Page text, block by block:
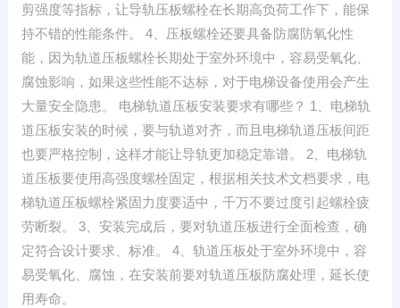
剪强度等指标，让导轨压板螺栓在长期高负荷工作下，能保
持不错的性能条件。 4、压板螺栓还要具备防腐防氧化性
能，因为轨道压板螺栓长期处于室外环境中，容易受氧化、
腐蚀影响，如果这些性能不达标，对于电梯设备使用会产生
大量安全隐患。 电梯轨道压板安装要求有哪些？ 1、电梯轨
道压板安装的时候，要与轨道对齐，而且电梯轨道压板间距
也要严格控制，这样才能让导轨更加稳定靠谱。 2、电梯轨
道压板要使用高强度螺栓固定，根据相关技术文档要求，电
梯轨道压板螺栓紧固力度要适中，千万不要过度引起螺栓疲
劳断裂。 3、安装完成后，要对轨道压板进行全面检查，确
定符合设计要求、标准。 4、轨道压板处于室外环境中，容
易受氧化、腐蚀，在安装前要对轨道压板防腐处理，延长使
用寿命。